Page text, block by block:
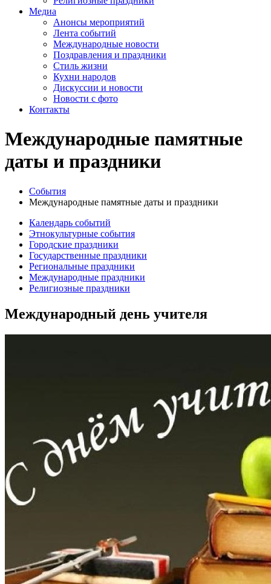
Медиа
Анонсы мероприятий
Лента событий
Международные новости
Поздравления и праздники
Cтиль жизни
Кухни народов
Дискуссии и новости
Новости с фото
Контакты
Международные памятные
даты и праздники
События
Международные памятные даты и праздники
Календарь событий
Этнокультурные события
Городские праздники
Государственные праздники
Региональные праздники
Международные праздники
Религиозные праздники
Международный день учителя